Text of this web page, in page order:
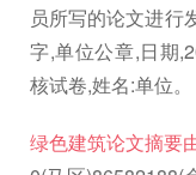
员所写的论文进行
字,单位公章,日期,
核试卷,姓名:单位。
绿色建筑论文摘要